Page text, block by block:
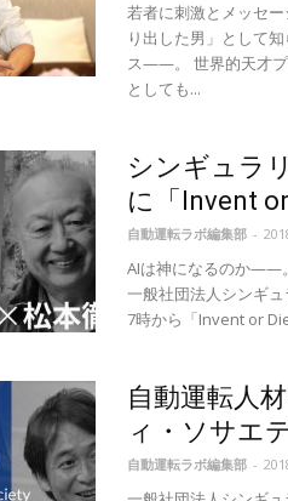
若者に刺激とメッセ
り出した男」として
ス——。 世界的天才プ
としても...
シンギュラ
に「Invent
自動運転ラボ編集部 -
AIは神になるのか——
一般社団法人シンギ
7時から「Invent or
自動運転人
ィ・ソサエ
自動運転ラボ編集部 -